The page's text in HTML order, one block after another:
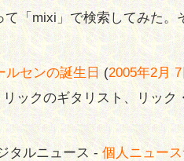
「mixi」で検索してみた。
ルセンの誕生日 (2005年2月
ックのギタリスト、リック
タルニュース - 個人ニュー